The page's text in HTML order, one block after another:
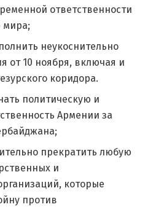
ответственности
мира;
неукоснительно
от 10 ноября, включая и
коридора.
политическую и
Армении за
прекратить любую
и
которые
против